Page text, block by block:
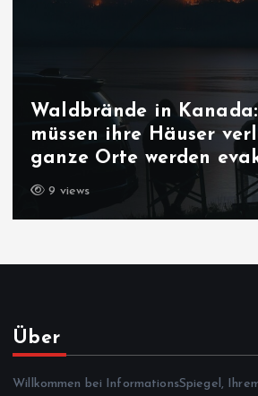
Waldbrände in Kanada:
müssen ihre Häuser
ganze Orte werden
9 views
Über
Willkommen bei InformationsSpiegel,